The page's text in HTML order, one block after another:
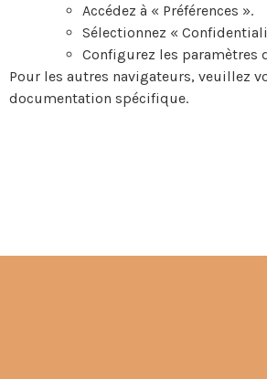
Accédez à « Préférences ».
Sélectionnez «
Configurez les paramètres
Pour les autres navigateurs, veuillez
documentation spécifique.